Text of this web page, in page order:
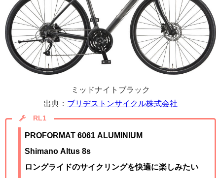
ミッドナイトブラック
出典： ブリヂストンサイクル株式会社
RL1
PROFORMAT 6061 ALUMINIUM
Shimano Altus 8s
ロングライドのサイクリングを快適に楽しみたい